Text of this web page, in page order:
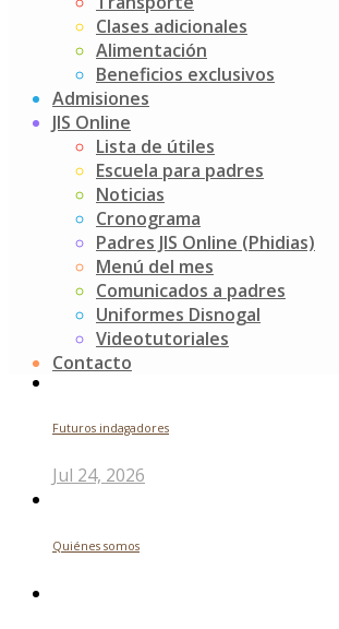
Clases adicionales
Alimentación
Beneficios exclusivos
Admisiones
JIS Online
Lista de útiles
Escuela para padres
Noticias
Cronograma
Padres JIS Online (Phidias)
Menú del mes
Comunicados a padres
Uniformes Disnogal
Videotutoriales
Contacto
experiencia en un momento divertido y
de diferentes ejercicios de disociación de
escurrir y sacudir prendas de vestir, se
desarrollar varias destrezas, además, se
aprendizaje colaborativo, en medio de
navigation
Juego y movimiento
Despierta y sonríe: comenzando el día
Buscar
Noticias recientes
Futuros indagadores
Jul 24, 2026
Quiénes somos